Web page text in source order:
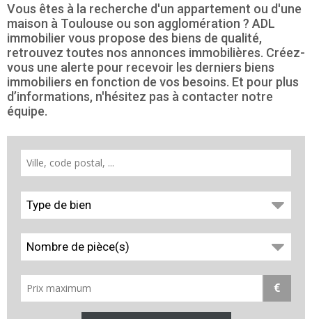
Vous êtes à la recherche d'un appartement ou d'une
maison à Toulouse ou son agglomération ? ADL
immobilier vous propose des biens de qualité,
retrouvez toutes nos annonces immobilières. Créez-
vous une alerte pour recevoir les derniers biens
immobiliers en fonction de vos besoins. Et pour plus
d’informations, n'hésitez pas à contacter notre
équipe.
Type de bien
Nombre de pièce(s)
€